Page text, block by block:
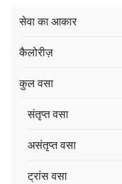
सेवा का आकार
कैलोरीज़
कुल वसा
संतृप्त वसा
असंतृप्त वसा
ट्रांस वसा